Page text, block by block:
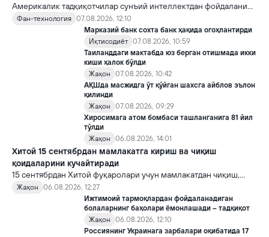
Америкалик тадқиқотчилар сунъий интеллектдан фойдаланиб
16 та вирус яратди. Бу кашфиёт янги ютуқларга умид уйғотиш
билан бирга, ундан нотўғри мақсадда фойдаланиш борасидаги
хавотирларни ҳам кучайтирмоқда.
Фан-технология 07.08.2026, 12:10
Марказий банк сохта банк ҳақида огоҳлантирди
Иқтисодиёт 07.08.2026, 10:59
Таиланддаги мактабда юз берган отишмада икки
киши ҳалок бўлди
Жаҳон
07.08.2026, 10:42
АҚШда масжидга ўт қўйган шахсга айблов эълон
қилинди
Жаҳон
07.08.2026, 09:29
Хиросимага атом бомбаси ташланганига 81 йил
тўлди
Жаҳон
06.08.2026, 14:01
Хитой 15 сентябрдан мамлакатга кириш ва чиқиш
қоидаларини кучайтиради
15 сентябрдан Хитой фуқаролари учун мамлакатдан чиқиш,
хорижликлар учун эса Хитойга кириш тартиби бўйича янги
қоидалар кучга киради.
Жаҳон
06.08.2026, 12:27
Ижтимоий тармоқлардан фойдаланадиган
болаларнинг баҳолари ёмонлашади – тадқиқот
Жаҳон
06.08.2026, 12:10
Россиянинг Украинага зарбалари оқибатида 17